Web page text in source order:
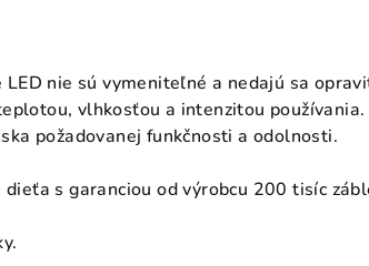
nie sú vymeniteľné a nedajú sa
vlhkosťou a intenzitou
požadovanej funkčnosti a odolnosti.
s garanciou od výrobcu 200 tisíc